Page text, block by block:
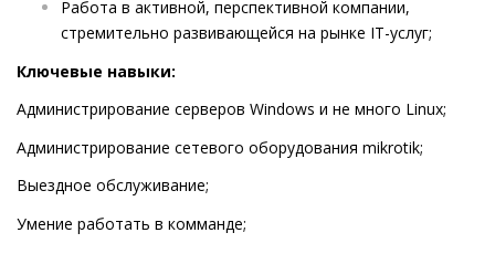
Работа в активной, перспективной компании,
стремительно развивающейся на рынке IT-услуг;
Ключевые навыки:
Администрирование серверов Windows и не много Linux;
Администрирование сетевого оборудования mikrotik;
Выездное обслуживание;
Умение работать в комманде;